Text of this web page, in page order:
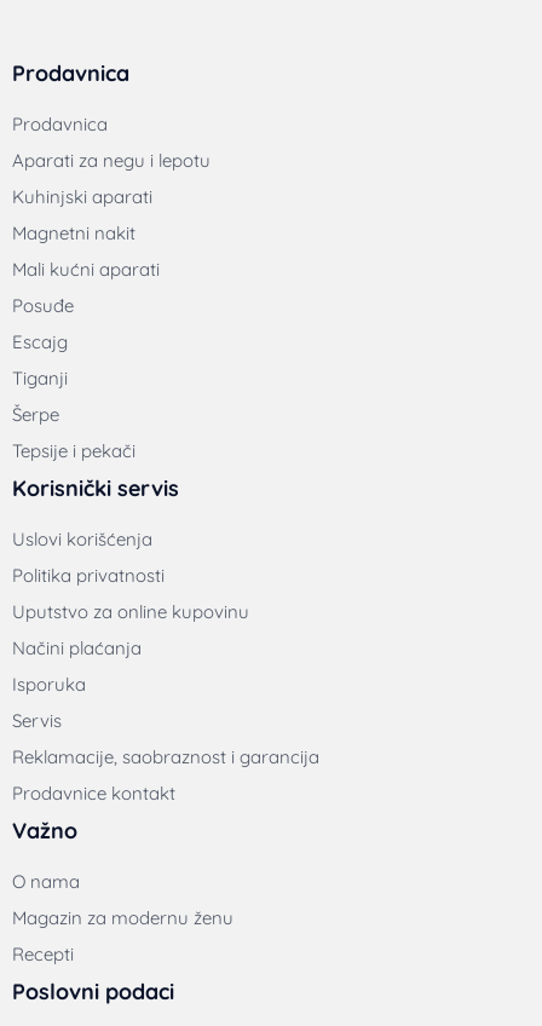
Prodavnica
Prodavnica
Aparati za negu i lepotu
Kuhinjski aparati
Magnetni nakit
Mali kućni aparati
Posuđe
Escajg
Tiganji
Šerpe
Tepsije i pekači
Korisnički servis
Uslovi korišćenja
Politika privatnosti
Uputstvo za online kupovinu
Načini plaćanja
Isporuka
Servis
Reklamacije, saobraznost i garancija
Prodavnice kontakt
Važno
O nama
Magazin za modernu ženu
Recepti
Poslovni podaci